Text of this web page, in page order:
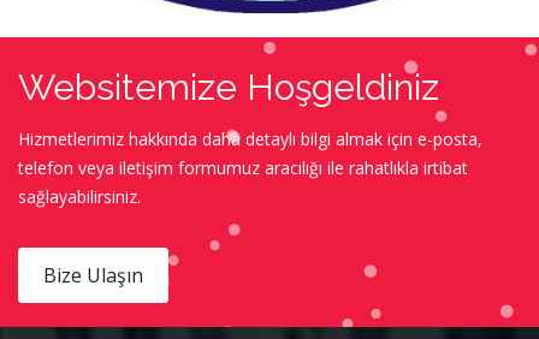
Websitemize Hoşgeldiniz
Hizmetlerimiz hakkında daha detaylı bilgi almak için e-posta,
telefon veya iletişim formumuz aracılığı ile rahatlıkla irtibat
sağlayabilirsiniz.
Bize Ulaşın